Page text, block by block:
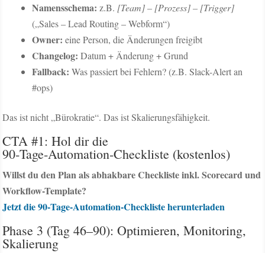
Namensschema: z.B. [Team] – [Prozess] – [Trigger]
(„Sales – Lead Routing – Webform“)
Owner: eine Person, die Änderungen freigibt
Changelog: Datum + Änderung + Grund
Fallback: Was passiert bei Fehlern? (z.B. Slack-Alert an
#ops)
Das ist nicht „Bürokratie“. Das ist Skalierungsfähigkeit.
CTA #1: Hol dir die
90‑Tage‑Automation‑Checkliste (kostenlos)
Willst du den Plan als abhakbare Checkliste inkl. Scorecard und
Workflow-Template?
Jetzt die 90‑Tage‑Automation‑Checkliste herunterladen
Phase 3 (Tag 46–90): Optimieren, Monitoring,
Skalierung